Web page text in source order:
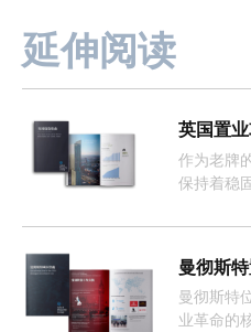
延伸阅读
英国置
作为老牌
保持着稳
曼彻斯
曼彻斯特
业革命的